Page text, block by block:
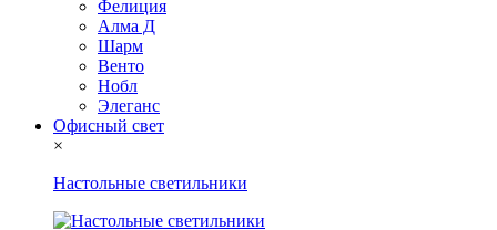
Фелиция
Алма Д
Шарм
Венто
Нобл
Элеганс
Офисный свет
×
Настольные светильники